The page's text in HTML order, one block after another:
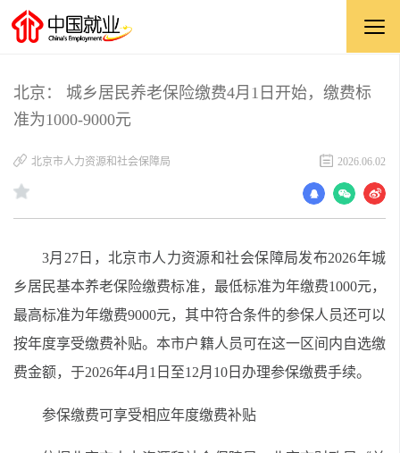
北京： 城乡居民养老保险缴费4月1日开始，缴费标
准为1000-9000元
北京市人力资源和社会保障局 2026.06.02
3月27日，北京市人力资源和社会保障局发布2026年城
乡居民基本养老保险缴费标准，最低标准为年缴费1000元，
最高标准为年缴费9000元，其中符合条件的参保人员还可以
按年度享受缴费补贴。本市户籍人员可在这一区间内自选缴
费金额，于2026年4月1日至12月10日办理参保缴费手续。
参保缴费可享受相应年度缴费补贴